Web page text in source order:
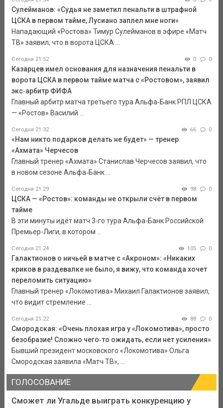
Сулейманов: «Судья не заметил пенальти в штрафной
ЦСКА в первом тайме, Лусиано заплел мне ноги»
Нападающий «Ростова» Тимур Сулейманов в эфире «Матч
ТВ» заявил, что в ворота ЦСКА ...
Сегодня 21:52 0 0
Казарцев имел основания для назначения пенальти в
ворота ЦСКА в первом тайме матча с «Ростовом», заявил
экс‑арбитр ФИФА
Главный арбитр матча третьего тура Альфа‑Банк РПЛ ЦСКА
— «Ростов» Василий ...
Сегодня 21:32 66 0
«Нам никто подарков делать не будет» — тренер
«Ахмата» Черчесов
Главный тренер «Ахмата» Станислав Черчесов заявил, что
в новом сезоне Альфа‑Банк ...
Сегодня 21:29 98 0
ЦСКА — «Ростов»: команды не открыли счёт в первом
тайме
В эти минуты идёт матч 3-го тура Альфа-Банк Российской
Премьер-Лиги, в котором ...
Сегодня 21:24 105 0
Галактионов о ничьей в матче с «Акроном»: «Никаких
криков в раздевалке не было, я вижу, что команда хочет
переломить ситуацию»
Главный тренер «Локомотива» Михаил Галактионов заявил,
что видит стремление ...
Сегодня 21:22 88 0
Смородская: «Очень плохая игра у «Локомотива», просто
безобразие! Сложно чего‑то ожидать, если нет усиления»
Бывший президент московского «Локомотива» Ольга
Смородская заявила «Матч ТВ», ...
ГОЛОСОВАНИЕ
Сможет ли Угальде выиграть конкуренцию у